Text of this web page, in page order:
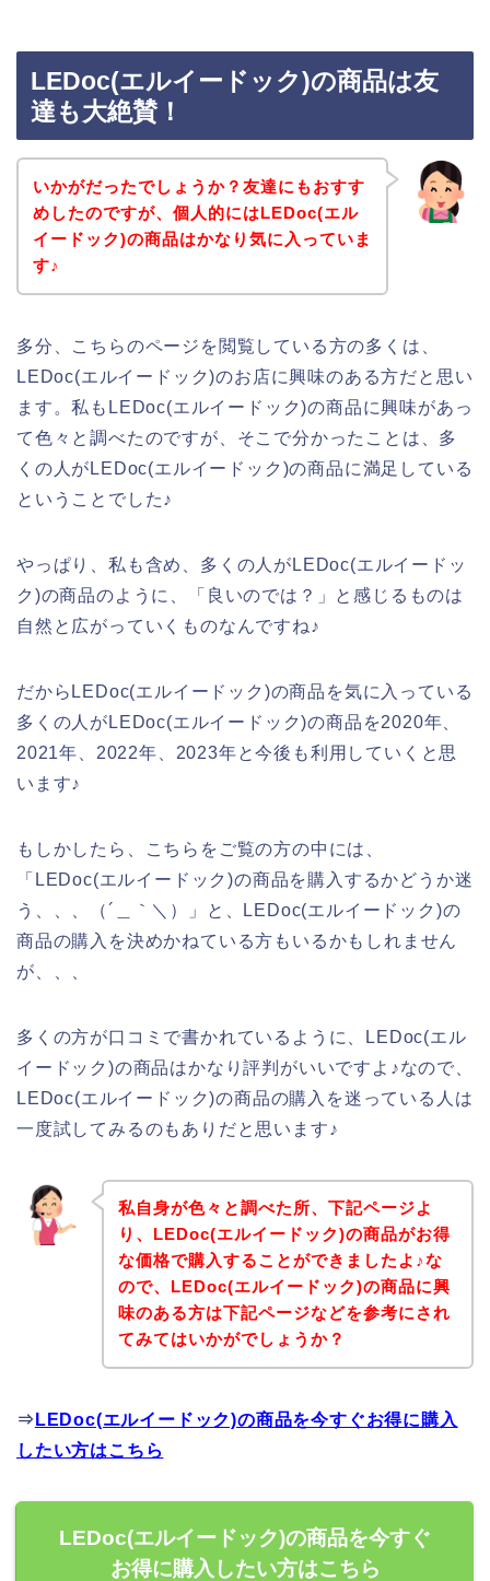
LEDoc(エルイードック)の商品は友
達も大絶賛！
いかがだったでしょうか？友達にもおすす
めしたのですが、個人的にはLEDoc(エル
イードック)の商品はかなり気に入っていま
す♪
多分、こちらのページを閲覧している方の多くは、
LEDoc(エルイードック)のお店に興味のある方だと思い
ます。私もLEDoc(エルイードック)の商品に興味があっ
て色々と調べたのですが、そこで分かったことは、多
くの人がLEDoc(エルイードック)の商品に満足している
ということでした♪
やっぱり、私も含め、多くの人がLEDoc(エルイードッ
ク)の商品のように、「良いのでは？」と感じるものは
自然と広がっていくものなんですね♪
だからLEDoc(エルイードック)の商品を気に入っている
多くの人がLEDoc(エルイードック)の商品を2020年、
2021年、2022年、2023年と今後も利用していくと思
います♪
もしかしたら、こちらをご覧の方の中には、
「LEDoc(エルイードック)の商品を購入するかどうか迷
う、、、（´＿｀＼）」と、LEDoc(エルイードック)の
商品の購入を決めかねている方もいるかもしれません
が、、、
多くの方が口コミで書かれているように、LEDoc(エル
イードック)の商品はかなり評判がいいですよ♪なので、
LEDoc(エルイードック)の商品の購入を迷っている人は
一度試してみるのもありだと思います♪
私自身が色々と調べた所、下記ページよ
り、LEDoc(エルイードック)の商品がお得
な価格で購入することができましたよ♪な
ので、LEDoc(エルイードック)の商品に興
味のある方は下記ページなどを参考にされ
てみてはいかがでしょうか？
⇒ LEDoc(エルイードック)の商品を今すぐお得に購入
したい方はこちら
LEDoc(エルイードック)の商品を今すぐ
お得に購入したい方はこちら